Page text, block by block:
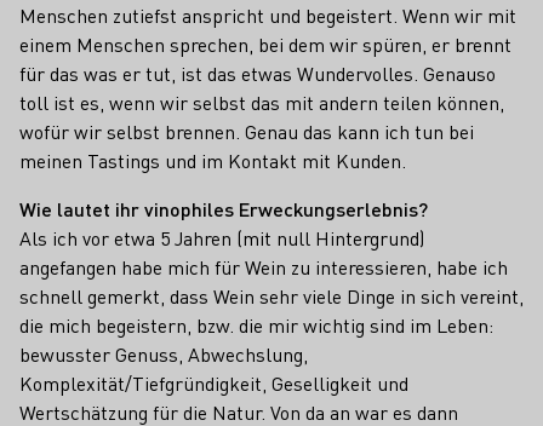
Menschen zutiefst anspricht und begeistert. Wenn wir mit
einem Menschen sprechen, bei dem wir spüren, er brennt
für das was er tut, ist das etwas Wundervolles. Genauso
toll ist es, wenn wir selbst das mit andern teilen können,
wofür wir selbst brennen. Genau das kann ich tun bei
meinen Tastings und im Kontakt mit Kunden.
Wie lautet ihr vinophiles Erweckungserlebnis?
Als ich vor etwa 5 Jahren (mit null Hintergrund)
angefangen habe mich für Wein zu interessieren, habe ich
schnell gemerkt, dass Wein sehr viele Dinge in sich vereint,
die mich begeistern, bzw. die mir wichtig sind im Leben:
bewusster Genuss, Abwechslung,
Komplexität/Tiefgründigkeit, Geselligkeit und
Wertschätzung für die Natur. Von da an war es dann